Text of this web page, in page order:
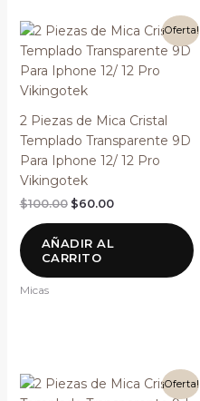
¡Oferta!
2 Piezas de Mica Cristal
Templado Transparente 9D
Para Iphone 12/ 12 Pro
Vikingotek
$100.00
El
original
era:
$100.00.
$60.00
El
actual
es:
AÑADIR AL
CARRITO
Micas
¡Oferta!
El
El